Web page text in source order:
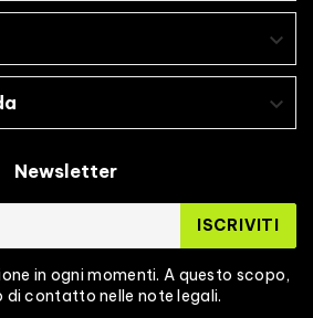


Newsletter
ISCRIVITI
in ogni momenti. A questo scopo,
di contatto nelle note legali.